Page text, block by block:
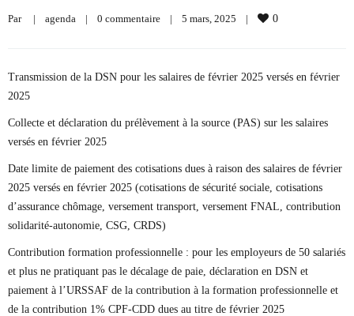
Par | agenda | 0 commentaire | 5 mars, 2025 | 0
Transmission de la DSN pour les salaires de février 2025 versés en février
2025
Collecte et déclaration du prélèvement à la source (PAS) sur les salaires
versés en février 2025
Date limite de paiement des cotisations dues à raison des salaires de février
2025 versés en février 2025 (cotisations de sécurité sociale, cotisations
d’assurance chômage, versement transport, versement FNAL, contribution
solidarité-autonomie, CSG, CRDS)
Contribution formation professionnelle : pour les employeurs de 50 salariés
et plus ne pratiquant pas le décalage de paie, déclaration en DSN et
paiement à l’URSSAF de la contribution à la formation professionnelle et
de la contribution 1% CPF-CDD dues au titre de février 2025